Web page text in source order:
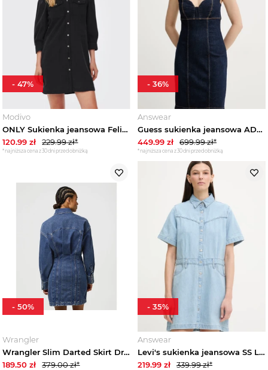
Trendy
Wyprzedaże
Modivo
ONLY Sukienka jeansowa Felica 15227104 Czarny Regular Fit
120.99 zł 229.99zł*
*najniższa cena z 30 dni przed obniżką
-47%
Answear
Guess sukienka jeansowa ADELAIDA granatowy
449.99 zł 699.99zł*
*najniższa cena z 30 dni przed obniżką
- 36%
Wrangler
Wrangler Slim Darted Skirt Dress Sapphire Trace
189.50 zł 379.00zł*
-50%
Answear
Levi's sukienka jeansowa SS LOGAN WESTERN niebieski
219.99 zł 339.99zł*
- 35%